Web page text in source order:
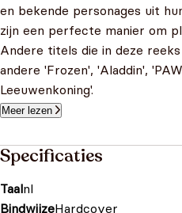
en bekende personages uit
zijn een perfecte manier om
Andere titels die in deze
andere 'Frozen', 'Aladdin',
Leeuwenkoning'.
Meer lezen
Specificaties
Taalnl
BindwijzeHardcover